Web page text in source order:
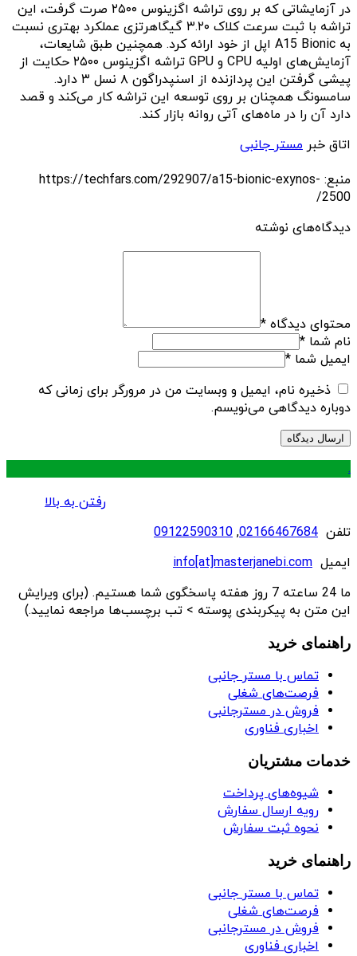
در آزمایشاتی که بر روی تراشه اگزینوس ۲۵۰۰ صرت گرفت، این
تراشه با ثبت سرعت کلاک ۳.۲۰ گیگاهرتزی عملکرد بهتری نسبت
به A15 Bionic اپل از خود ارائه کرد. همچنین طبق شایعات،
آزمایش‌های اولیه CPU و GPU تراشه اگزینوس ۲۵۰۰ حکایت از
پیشی گرفتن این پردازنده از اسنپدراگون ۸ نسل ۳ دارد.
سامسونگ همچنان بر روی توسعه این تراشه کار می‌کند و قصد
دارد آن را در ماه‌های آتی روانه بازار کند.
اتاق خبر مستر جانبی
منبع: https://techfars.com/292907/a15-bionic-exynos-
2500/
دیدگاه‌های نوشته
محتوای دیدگاه *
نام شما *
ایمیل شما *
ذخیره نام، ایمیل و وبسایت من در مرورگر برای زمانی که
دوباره دیدگاهی می‌نویسم.
.
رفتن به بالا
تلفن 02166467684
,
09122590310
ایمیل info[at]masterjanebi.com
ما 24 ساعته 7 روز هفته پاسخگوی شما هستیم. (برای ویرایش
این متن به پیکربندی پوسته > تب برچسب‌ها مراجعه نمایید.)
راهنمای خرید
تماس با مستر جانبی
فرصت‌های شغلی
فروش در مسترجانبی
اخباری فناوری
خدمات مشتریان
شیوه‌های پرداخت
رویه ارسال سفارش
نحوه ثبت سفارش
راهنمای خرید
تماس با مستر جانبی
فرصت‌های شغلی
فروش در مسترجانبی
اخباری فناوری